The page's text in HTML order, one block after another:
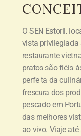
O SEN Estoril,
vista privilegiada
restaurante
pratos são fiéis
perfeita da
frescura dos
pescado em
das melhores
ao vivo. Viaje